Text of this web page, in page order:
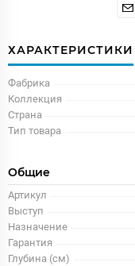
ХАРАКТЕРИСТИКИ
Фабрика
Коллекция
Страна
Тип товара
Общие
Артикул
Выступ
Назначение
Гарантия
Глубина (см)